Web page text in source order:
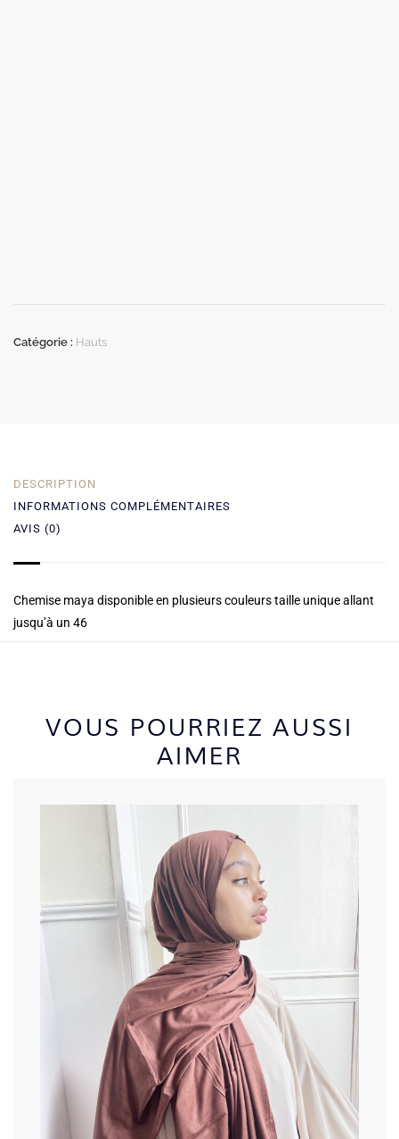
Catégorie : Hauts
DESCRIPTION
INFORMATIONS COMPLÉMENTAIRES
AVIS (0)
Chemise maya disponible en plusieurs couleurs taille unique allant
jusqu’à un 46
VOUS POURRIEZ AUSSI
AIMER